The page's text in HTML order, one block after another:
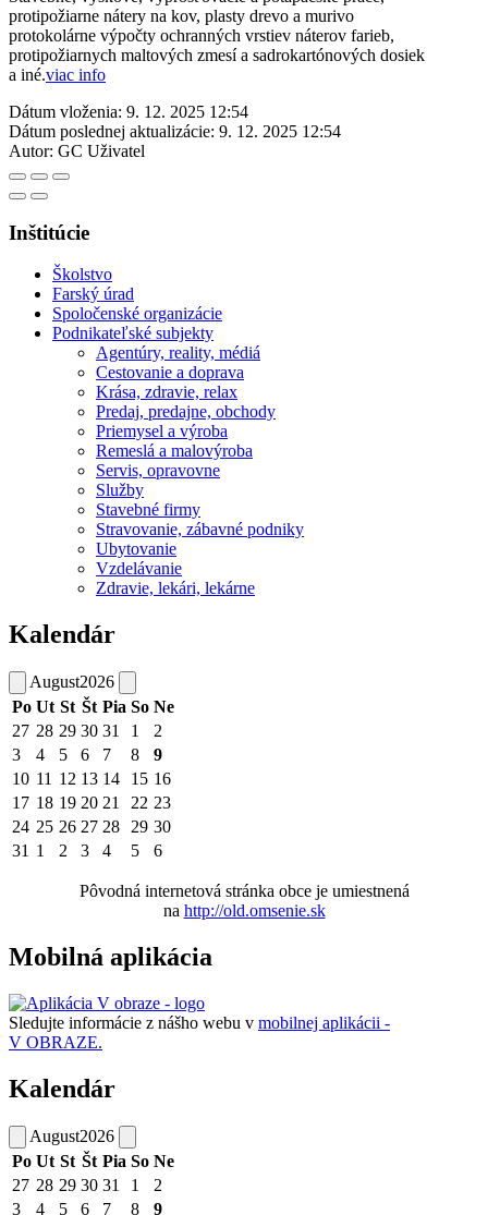
protipožiarne nátery na kov, plasty drevo a murivo
protokolárne výpočty ochranných vrstiev náterov farieb,
protipožiarnych maltových zmesí a sadrokartónových dosiek
a iné.viac info
Dátum vloženia: 9. 12. 2025 12:54
Dátum poslednej aktualizácie: 9. 12. 2025 12:54
Autor: GC Uživatel
Inštitúcie
Školstvo
Farský úrad
Spoločenské organizácie
Podnikateľské subjekty
Agentúry, reality, médiá
Cestovanie a doprava
Krása, zdravie, relax
Predaj, predajne, obchody
Priemysel a výroba
Remeslá a malovýroba
Servis, opravovne
Služby
Stavebné firmy
Stravovanie, zábavné podniky
Ubytovanie
Vzdelávanie
Zdravie, lekári, lekárne
Kalendár
August2026
Po Ut St Št Pia So Ne
27 28 29 30 31 1
2
3
4 5 6 7 8
9
10 11 12 13 14 15 16
17 18 19 20 21 22 23
24 25 26 27 28 29 30
31 1 2 3 4 5 6
Pôvodná internetová stránka obce je umiestnená
na http://old.omsenie.sk
Mobilná aplikácia
Sledujte informácie z nášho webu v mobilnej aplikácii -
V OBRAZE.
Kalendár
August2026
Po Ut St Št Pia So Ne
27 28 29 30 31 1
2
3
4 5 6 7 8 9